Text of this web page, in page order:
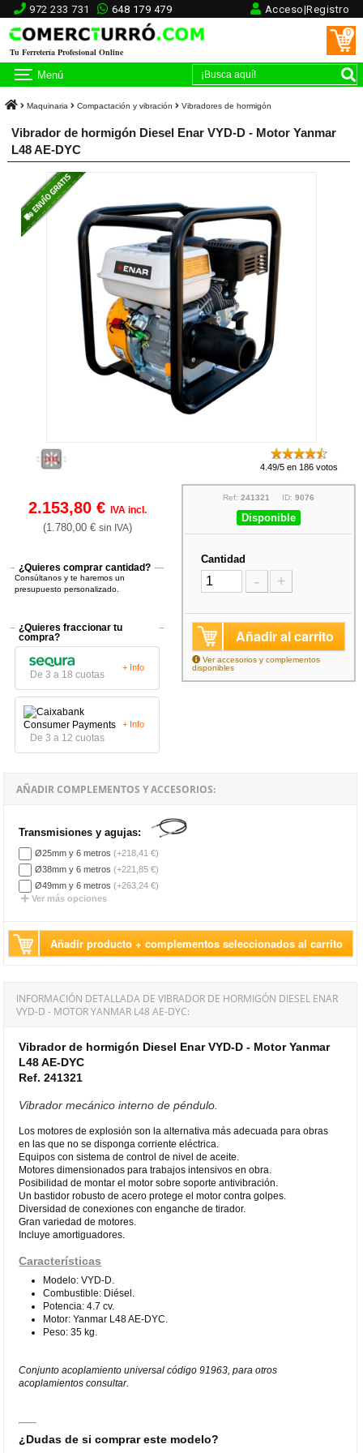
972 233 731 648 179 479 Acceso|Registro
Tu Ferretería Profesional Online
0
Menú
Maquinaria Compactación y vibración Vibradores de hormigón
Vibrador de hormigón Diesel Enar VYD-D - Motor Yanmar
L48 AE-DYC
4.49/5 en 186 votos
2.153,80 € IVA incl.
(1.780,00 € sin IVA)
¿Quieres comprar cantidad?
Consúltanos y te haremos un
presupuesto personalizado.
¿Quieres fraccionar tu
compra?
De 3 a 18 cuotas
+ Info
De 3 a 12 cuotas
+ Info
Ref: 241321 ID: 9076
Disponible
Cantidad
- +
Añadir al carrito
Ver accesorios y complementos
disponibles
AÑADIR COMPLEMENTOS Y ACCESORIOS:
Transmisiones y agujas:
Ø25mm y 6 metros (+218,41 €)
Ø38mm y 6 metros (+221,85 €)
Ø49mm y 6 metros (+263,24 €)
Ver más opciones
Añadir producto + complementos seleccionados al carrito
INFORMACIÓN DETALLADA DE VIBRADOR DE HORMIGÓN DIESEL ENAR
VYD-D - MOTOR YANMAR L48 AE-DYC:
Vibrador de hormigón Diesel Enar VYD-D - Motor Yanmar
L48 AE-DYC
Ref. 241321
Vibrador mecánico interno de péndulo.
Los motores de explosión son la alternativa más adecuada para obras
en las que no se disponga corriente eléctrica.
Equipos con sistema de control de nivel de aceite.
Motores dimensionados para trabajos intensivos en obra.
Posibilidad de montar el motor sobre soporte antivibración.
Un bastidor robusto de acero protege el motor contra golpes.
Diversidad de conexiones con enganche de tirador.
Gran variedad de motores.
Incluye amortiguadores.
Características
Modelo: VYD-D.
Combustible: Diésel.
Potencia: 4.7 cv.
Motor: Yanmar L48 AE-DYC.
Peso: 35 kg.
Conjunto acoplamiento universal código 91963, para otros
acoplamientos consultar.
¿Dudas de si comprar este modelo?